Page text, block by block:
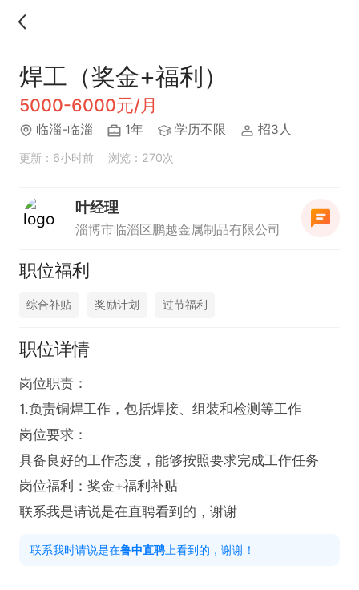
焊工（奖金+福利）
5000-6000元/月
临淄-临淄 1年 学历不限 招3人
更新：6小时前 浏览：270次
叶经理
淄博市临淄区鹏越金属制品有限公司
职位福利
综合补贴 奖励计划 过节福利
职位详情
岗位职责：
1.负责铜焊工作，包括焊接、组装和检测等工作
岗位要求：
具备良好的工作态度，能够按照要求完成工作任务
岗位福利：奖金+福利补贴
联系我是请说是在直聘看到的，谢谢
联系我时请说是在鲁中直聘 上看到的，谢谢！